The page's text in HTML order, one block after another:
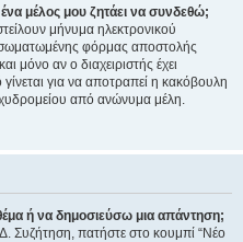
μέλος μου ζητάει να συνδεθώ;
μήνυμα ηλεκτρονικού
φόρμας αποστολής
μόνο αν ο διαχειριστής έχει
για να αποτραπεί η κακόβουλη
από ανώνυμα μέλη.
ή να δημοσιεύσω μια απάντηση;
Συζήτηση, πατήστε στο κουμπί “Νέο